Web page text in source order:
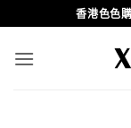
to
content
香港色色